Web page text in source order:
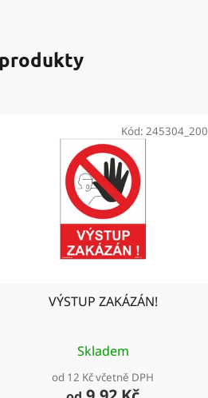
VÝSTUP ZAKÁZÁN!
Skladem
od 12 Kč včetně DPH
Kód: 245304_200